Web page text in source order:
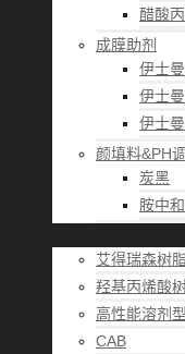
醋酸
成膜助剂
伊士
伊士
伊士
颜填料&PH
炭黑
胺中
艾得瑞森树
羟基丙烯酸
高性能溶剂
CAB